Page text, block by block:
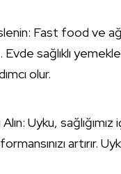
Fast food ve
sağlıklı
olur.
Uyku,
artırır.